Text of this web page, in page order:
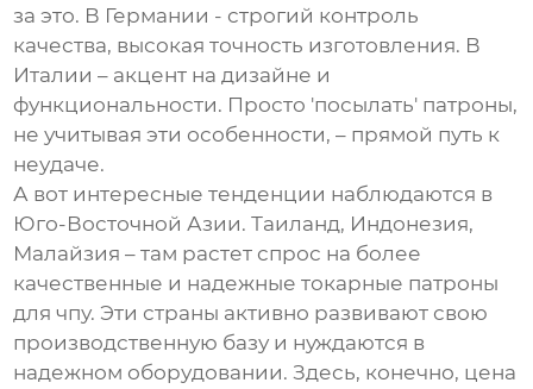
за это. В Германии - строгий контроль
качества, высокая точность изготовления. В
Италии – акцент на дизайне и
функциональности. Просто 'посылать' патроны,
не учитывая эти особенности, – прямой путь к
неудаче.
А вот интересные тенденции наблюдаются в
Юго-Восточной Азии. Таиланд, Индонезия,
Малайзия – там растет спрос на более
качественные и надежныетокарные патроны
для чпу. Эти страны активно развивают свою
производственную базу и нуждаются в
надежном оборудовании. Здесь, конечно, цена